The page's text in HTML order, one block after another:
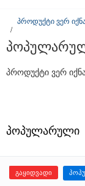
პროდუქტი ვერ
პროდუქტი ვერ
პოპულარული
გაყიდვადი